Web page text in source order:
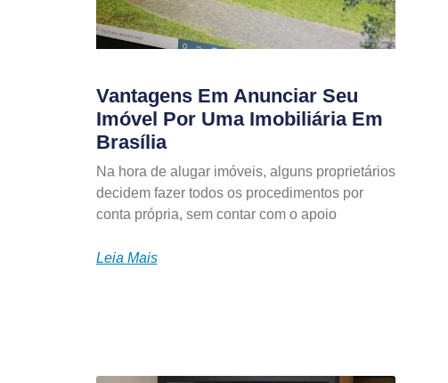
Vantagens Em Anunciar Seu
Imóvel Por Uma Imobiliária Em
Brasília
Na hora de alugar imóveis, alguns proprietários
decidem fazer todos os procedimentos por
conta própria, sem contar com o apoio
Leia Mais